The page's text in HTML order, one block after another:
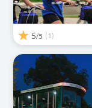
5/5 (1)